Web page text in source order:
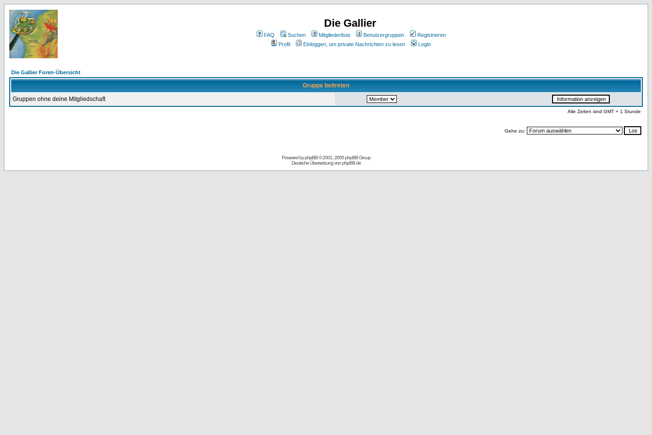
Die Gallier
FAQ Suchen Mitgliederliste Benutzergruppen
Registrieren
Profil
Einloggen, um private Nachrichten zu lesen Login
Die Gallier Foren-Übersicht
Gruppe beitreten
Gruppen ohne deine Mitgliedschaft
Alle Zeiten sind GMT + 1 Stunde
Gehe zu:
Powered byphpBB© 2001, 2005 phpBB Group
Deutsche Übersetzung vonphpBB.de